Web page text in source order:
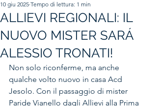
ALLIEVI REGIONALI: IL
NUOVO MISTER SARÁ
ALESSIO TRONATI!
10 giu 2025 Tempo di lettura: 1 min
Non solo riconferme, ma anche
qualche volto nuovo in casa Acd
Jesolo. Con il passaggio di mister
Paride Vianello dagli Allievi alla Prima